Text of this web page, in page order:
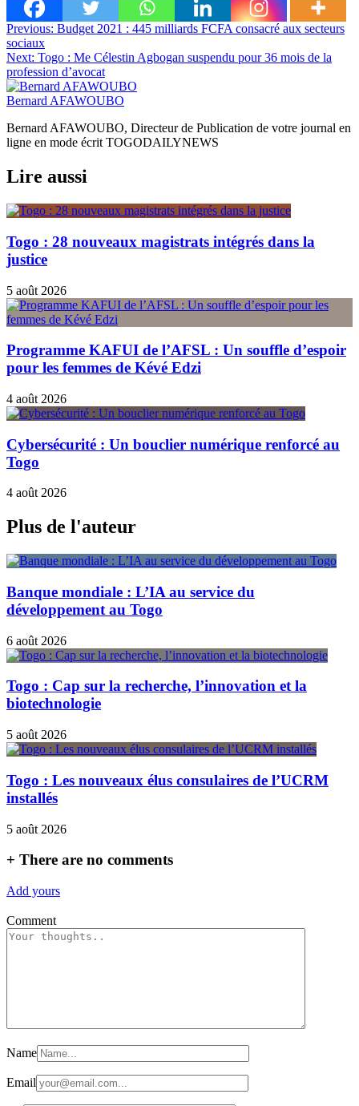
Navigation
de
l’article
Previous: Budget 2021 : 445 milliards FCFA consacré aux secteurs
sociaux
Next: Togo : Me Célestin Agbogan suspendu pour 36 mois de la
profession d’avocat
Bernard AFAWOUBO
Bernard AFAWOUBO, Directeur de Publication de votre journal en
ligne en mode écrit TOGODAILYNEWS
Lire aussi
Togo : 28 nouveaux magistrats intégrés dans la
justice
5 août 2026
Programme KAFUI de l’AFSL : Un souffle d’espoir
pour les femmes de Kévé Edzi
4 août 2026
Cybersécurité : Un bouclier numérique renforcé au
Togo
4 août 2026
Plus de l'auteur
Banque mondiale : L’IA au service du
développement au Togo
6 août 2026
Togo : Cap sur la recherche, l’innovation et la
biotechnologie
5 août 2026
Togo : Les nouveaux élus consulaires de l’UCRM
installés
5 août 2026
+ There are no comments
Add yours
Comment
Name
Email